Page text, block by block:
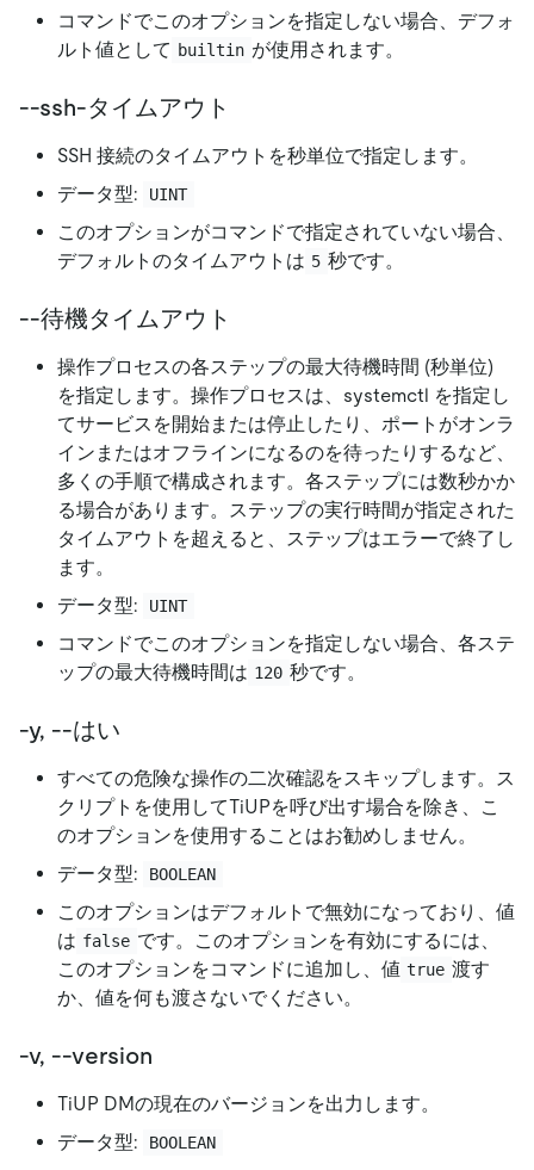
コマンドでこのオプションを指定しない場合、デフォ
ルト値として builtin が使用されます。
--ssh-タイムアウト
SSH 接続のタイムアウトを秒単位で指定します。
データ型:
UINT
このオプションがコマンドで指定されていない場合、
デフォルトのタイムアウトは 5 秒です。
--待機タイムアウト
操作プロセスの各ステップの最大待機時間 (秒単位)
を指定します。操作プロセスは、systemctl を指定し
てサービスを開始または停止したり、ポートがオンラ
インまたはオフラインになるのを待ったりするなど、
多くの手順で構成されます。各ステップには数秒かか
る場合があります。ステップの実行時間が指定された
タイムアウトを超えると、ステップはエラーで終了し
ます。
データ型:
UINT
コマンドでこのオプションを指定しない場合、各ステ
ップの最大待機時間は 120 秒です。
-y, --はい
すべての危険な操作の二次確認をスキップします。ス
クリプトを使用してTiUPを呼び出す場合を除き、こ
のオプションを使用することはお勧めしません。
データ型:
BOOLEAN
このオプションはデフォルトで無効になっており、値
は false です。このオプションを有効にするには、
このオプションをコマンドに追加し、値 true 渡す
か、値を何も渡さないでください。
-v, --version
TiUP DMの現在のバージョンを出力します。
データ型:
BOOLEAN